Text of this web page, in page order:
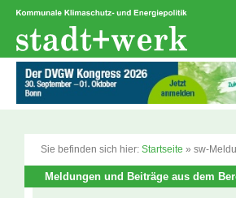
Zum
springen
Sie befinden sich hier: Startseite » sw-
Meldungen und Beiträge aus dem